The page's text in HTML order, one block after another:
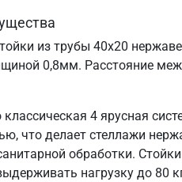
из трубы 40х20
0,8мм. Расстояние
4 ярусная
что делает стеллажи
обработки.
нагрузку до 80